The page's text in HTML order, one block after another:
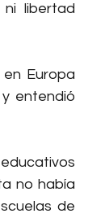
libertad
Europa
entendió
no había
de